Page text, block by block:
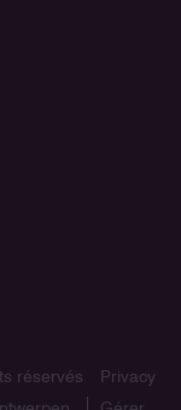
réservés
Privacy